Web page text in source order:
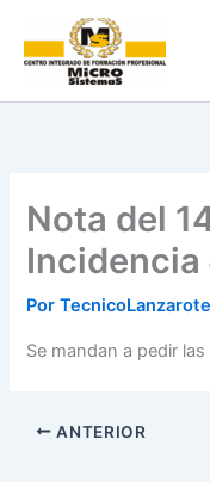
contenido
Nota del
Incidencia
Por
Se mandan a pedir
ANTERIOR